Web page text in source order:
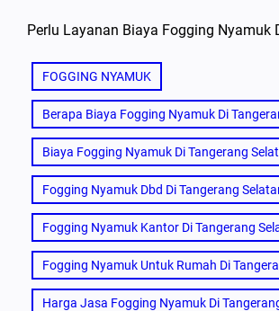
Perlu Layanan Biaya Fogging Nyamuk
FOGGING NYAMUK
Berapa Biaya Fogging Nyamuk Di
Biaya Fogging Nyamuk Di Tangerang
Fogging Nyamuk Dbd Di Tangerang
Fogging Nyamuk Kantor Di Tangerang
Fogging Nyamuk Untuk Rumah Di
Harga Jasa Fogging Nyamuk Di